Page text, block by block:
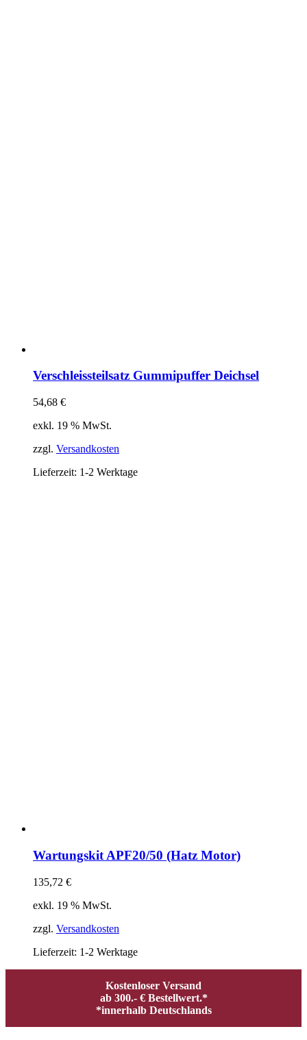
Verschleissteilsatz Gummipuffer Deichsel
54,68 €
exkl. 19 % MwSt.
zzgl. Versandkosten
Lieferzeit: 1-2 Werktage
Wartungskit APF20/50 (Hatz Motor)
135,72 €
exkl. 19 % MwSt.
zzgl. Versandkosten
Lieferzeit: 1-2 Werktage
Kostenloser Versand
ab 300.- € Bestellwert.*
*innerhalb Deutschlands